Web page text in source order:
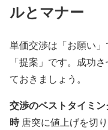
ルとマナー
単価交渉は「お願い
「提案」です。成功
ておきましょう。
交渉のベストタイミ
時唐突に値上げを切